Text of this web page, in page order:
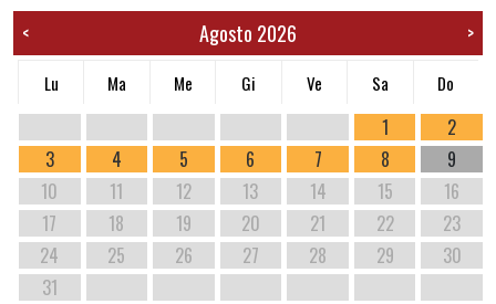
< Agosto 2026 >
Lu Ma Me Gi Ve Sa Do
1
2
3
4 5 6 7 8
9
10
11 12 13 14 15
16
17
18 19 20 21 22
23
24
25 26 27 28 29
30
31